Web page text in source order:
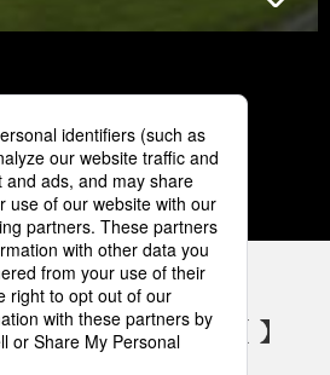
3 4 5
電気設備 SNSアカウント